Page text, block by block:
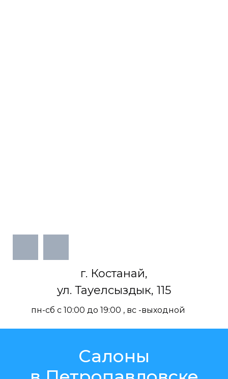
г. Костанай,
ул. Тауелсыздык, 115
пн-сб с 10:00 до 19:00 , вс -выходной
Салоны